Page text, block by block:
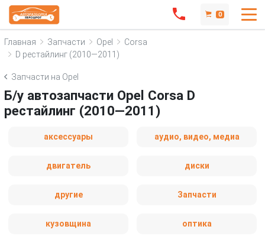
0
Главная Запчасти Opel
Corsa
D рестайлинг (2010—2011)
Запчасти на Opel
Б/у автозапчасти Opel Corsa D
рестайлинг (2010—2011)
аксессуары аудио, видео, медиа
двигатель диски
другие Запчасти
кузовщина оптика